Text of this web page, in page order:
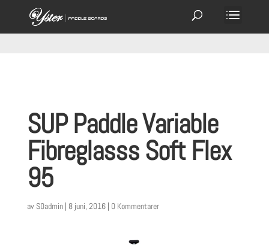
SUP Paddle Variable
Fibreglasss Soft Flex
95
av S0admin| 8 juni, 2016| 0 Kommentarer